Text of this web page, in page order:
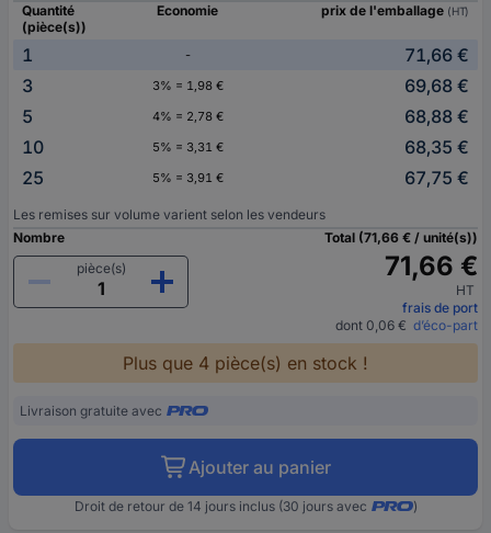
Quantité
(pièce(s))
Economie prix de l'emballage (HT)
1 -
71,66 €
3
3% = 1,98 €
69,68 €
5
4% = 2,78 €
68,88 €
10
5% = 3,31 €
68,35 €
25
5% = 3,91 € 67,75 €
Les remises sur volume varient selon les vendeurs
Nombre
pièce(s)
Total (71,66 € / unité(s))
71,66 €
HT
frais de port
dont 0,06 € d’éco-part
Plus que 4 pièce(s) en stock !
Livraison gratuite avec
Ajouter au panier
Droit de retour de 14 jours inclus (30 jours avec )